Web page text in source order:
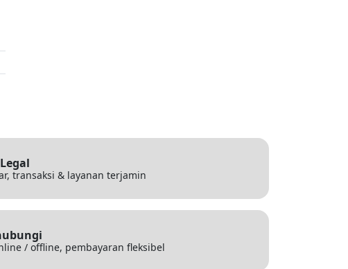
transaksi & layanan terjamin
/ offline, pembayaran fleksibel